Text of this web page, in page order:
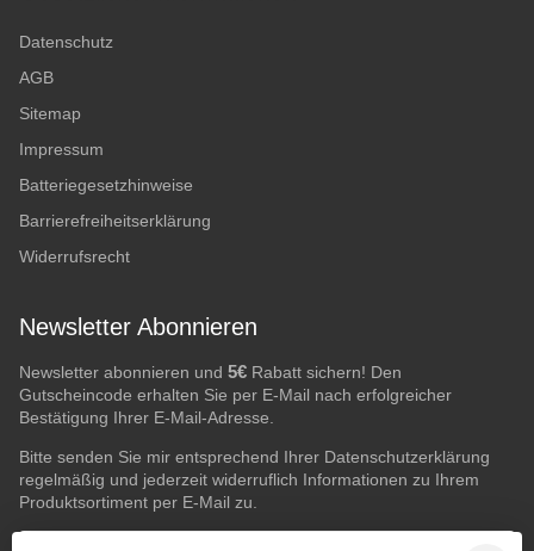
Datenschutz
AGB
Sitemap
Impressum
Batteriegesetzhinweise
Barrierefreiheitserklärung
Widerrufsrecht
Newsletter Abonnieren
Newsletter abonnieren und 5€ Rabatt sichern! Den
Gutscheincode erhalten Sie per E-Mail nach erfolgreicher
Bestätigung Ihrer E-Mail-Adresse.
Bitte senden Sie mir entsprechend Ihrer Datenschutzerklärung
regelmäßig und jederzeit widerruflich Informationen zu Ihrem
Produktsortiment per E-Mail zu.